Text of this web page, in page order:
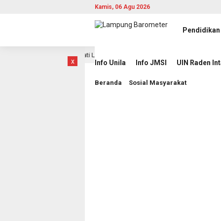
Kamis, 06 Agu 2026
Pendidikan
Info Unila Info JMSI UIN Raden
x
Laga Hidup Mati Lawan Singapura
Beranda Sosial Masyarakat